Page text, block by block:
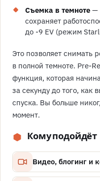
Съемка в темноте —
сохраняет
до -9 EV (режим
Это позволяет снимать
в полной темноте. Pre-
функция, которая
за секунду до того, как
спуска. Вы больше
момент.
Кому подойдёт
Видео, блогинг и